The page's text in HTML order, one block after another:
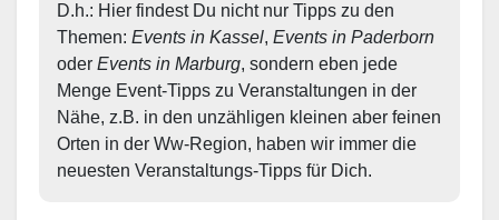
D.h.: Hier findest Du nicht nur Tipps zu den
Themen: Events in Kassel, Events in Paderborn
oder Events in Marburg, sondern eben jede
Menge Event-Tipps zu Veranstaltungen in der
Nähe, z.B. in den unzähligen kleinen aber feinen
Orten in der Ww-Region, haben wir immer die
neuesten Veranstaltungs-Tipps für Dich.